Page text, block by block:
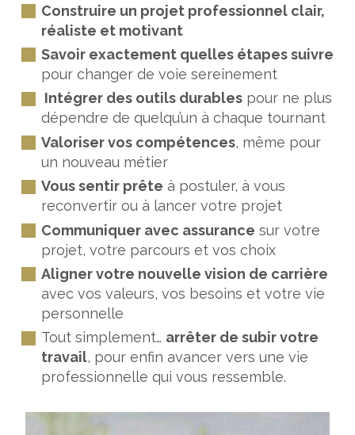
Construire un projet professionnel clair,
réaliste et motivant
Savoir exactement quelles étapes suivre
pour changer de voie sereinement
Intégrer des outils durables pour ne plus
dépendre de quelqu’un à chaque tournant
Valoriser vos compétences, même pour
un nouveau métier
Vous sentir prête à postuler, à vous
reconvertir ou à lancer votre projet
Communiquer avec assurance sur votre
projet, votre parcours et vos choix
Aligner votre nouvelle vision de carrière
avec vos valeurs, vos besoins et votre vie
personnelle
Tout simplement… arrêter de subir votre
travail, pour enfin avancer vers une vie
professionnelle qui vous ressemble.